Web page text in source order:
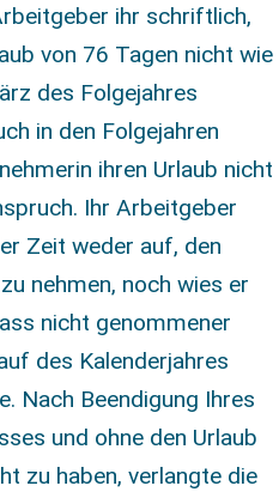
ihr schriftlich,
von 76 Tagen nicht wie
des Folgejahres
in den Folgejahren
ihren Urlaub nicht
Ihr Arbeitgeber
Zeit weder auf, den
nehmen, noch wies er
nicht genommener
des Kalenderjahres
Nach Beendigung Ihres
und ohne den Urlaub
zu haben, verlangte die